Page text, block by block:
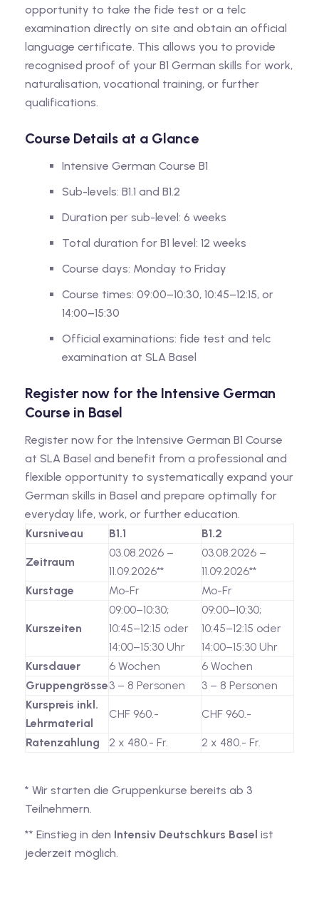
opportunity to take the fide test or a telc
examination directly on site and obtain an official
language certificate. This allows you to provide
recognised proof of your B1 German skills for work,
naturalisation, vocational training, or further
qualifications.
Course Details at a Glance
Intensive German Course B1
Sub-levels: B1.1 and B1.2
Duration per sub-level: 6 weeks
Total duration for B1 level: 12 weeks
Course days: Monday to Friday
Course times: 09:00–10:30, 10:45–12:15, or
14:00–15:30
Official examinations: fide test and telc
examination at SLA Basel
Register now for the Intensive German
Course in Basel
Register now for the Intensive German B1 Course
at SLA Basel and benefit from a professional and
flexible opportunity to systematically expand your
German skills in Basel and prepare optimally for
everyday life, work, or further education.
Kursniveau
B1.1 B1.2
Zeitraum
03.08.2026 –
11.09.2026**
03.08.2026 –
11.09.2026**
Kurstage
Mo-Fr Mo-Fr
Kurszeiten
09:00–10:30;
10:45–12:15 oder
14:00–15:30 Uhr
09:00–10:30;
10:45–12:15 oder
14:00–15:30 Uhr
Kursdauer
6 Wochen
6 Wochen
Gruppengrösse3 – 8 Personen
3 – 8 Personen
Kurspreis inkl.
Lehrmaterial
CHF 960.- CHF 960.-
Ratenzahlung 2 x 480.- Fr. 2 x 480.- Fr.
* Wir starten die Gruppenkurse bereits ab 3
Teilnehmern.
** Einstieg in den Intensiv Deutschkurs Basel ist
jederzeit möglich.